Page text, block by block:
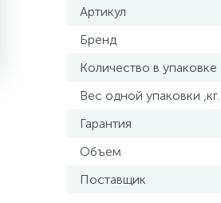
Артикул
Бренд
Количество в упаковке
Вес одной упаковки ,кг.
Гарантия
Объем
Поставщик